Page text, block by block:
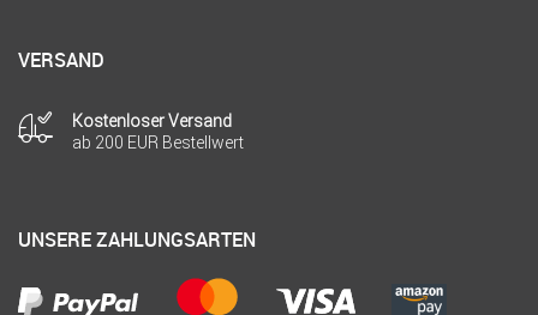
VERSAND
Kostenloser Versand
ab 200 EUR Bestellwert
UNSERE ZAHLUNGSARTEN